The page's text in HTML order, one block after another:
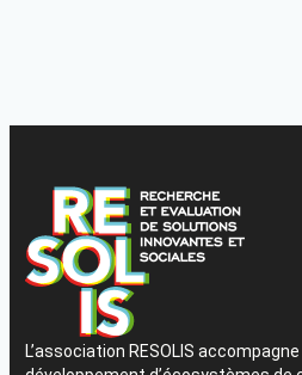
L’association RESOLIS accompagne